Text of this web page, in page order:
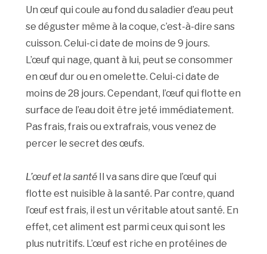
Un œuf qui coule au fond du saladier d’eau peut
se déguster même à la coque, c’est-à-dire sans
cuisson. Celui-ci date de moins de 9 jours.
L’œuf qui nage, quant à lui, peut se consommer
en œuf dur ou en omelette. Celui-ci date de
moins de 28 jours. Cependant, l’œuf qui flotte en
surface de l’eau doit être jeté immédiatement.
Pas frais, frais ou extrafrais, vous venez de
percer le secret des œufs.
L’œuf et la santé Il va sans dire que l’œuf qui
flotte est nuisible à la santé. Par contre, quand
l’œuf est frais, il est un véritable atout santé. En
effet, cet aliment est parmi ceux qui sont les
plus nutritifs. L’œuf est riche en protéines de